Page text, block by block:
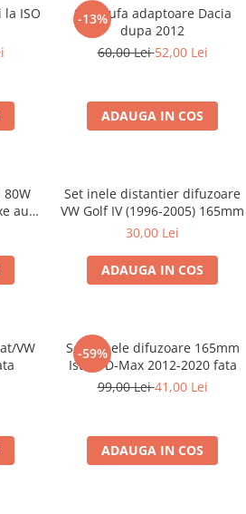
ISO
-13%
Set mufa adaptoare Dacia
dupa 2012
60,00 Lei52,00 Lei
ADAUGA IN COS
80W
auto
Set inele distantier difuzoare
VW Golf IV (1996-2005) 165mm
30,00 Lei
ADAUGA IN COS
VW
-59%
Set 2 inele difuzoare 165mm
Isuzu D-Max 2012-2020 fata
99,00 Lei41,00 Lei
ADAUGA IN COS